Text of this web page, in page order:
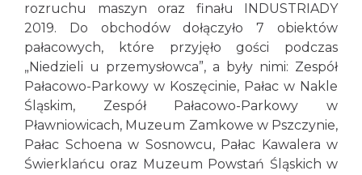
rozruchu maszyn oraz finału INDUSTRIADY
2019. Do obchodów dołączyło 7 obiektów
pałacowych, które przyjęło gości podczas
„Niedzieli u przemysłowca”, a były nimi: Zespół
Pałacowo-Parkowy w Koszęcinie, Pałac w Nakle
Śląskim, Zespół Pałacowo-Parkowy w
Pławniowicach, Muzeum Zamkowe w Pszczynie,
Pałac Schoena w Sosnowcu, Pałac Kawalera w
Świerklańcu oraz Muzeum Powstań Śląskich w